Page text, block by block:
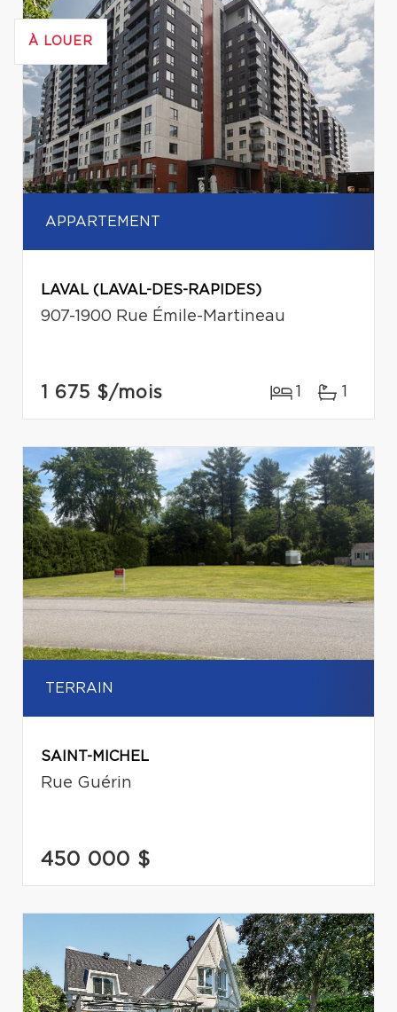
À LOUER
APPARTEMENT
LAVAL (LAVAL-DES-RAPIDES)
907-1900 Rue Émile-Martineau
1 675 $/mois 1 1
TERRAIN
SAINT-MICHEL
Rue Guérin
450 000 $